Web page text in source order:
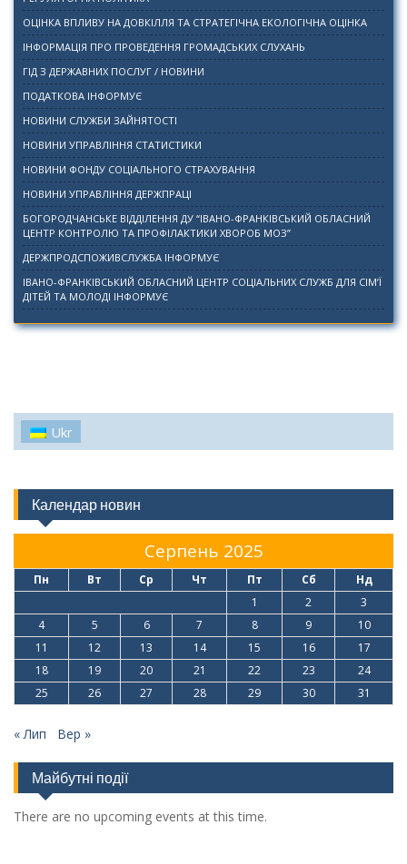
ОЦІНКА ВПЛИВУ НА ДОВКІЛЛЯ ТА СТРАТЕГІЧНА ЕКОЛОГІЧНА ОЦІНКА
ІНФОРМАЦІЯ ПРО ПРОВЕДЕННЯ ГРОМАДСЬКИХ СЛУХАНЬ
ГІД З ДЕРЖАВНИХ ПОСЛУГ / НОВИНИ
ПОДАТКОВА ІНФОРМУЄ
НОВИНИ СЛУЖБИ ЗАЙНЯТОСТІ
НОВИНИ УПРАВЛІННЯ СТАТИСТИКИ
НОВИНИ ФОНДУ СОЦІАЛЬНОГО СТРАХУВАННЯ
НОВИНИ УПРАВЛІННЯ ДЕРЖПРАЦІ
БОГОРОДЧАНСЬКЕ ВІДДІЛЕННЯ ДУ “ІВАНО-ФРАНКІВСЬКИЙ ОБЛАСНИЙ
ЦЕНТР КОНТРОЛЮ ТА ПРОФІЛАКТИКИ ХВОРОБ МОЗ”
ДЕРЖПРОДСПОЖИВСЛУЖБА ІНФОРМУЄ
ІВАНО-ФРАНКІВСЬКИЙ ОБЛАСНИЙ ЦЕНТР СОЦІАЛЬНИХ СЛУЖБ ДЛЯ СІМ’Ї
ДІТЕЙ ТА МОЛОДІ ІНФОРМУЄ
Ukr
Календар новин
Серпень 2025
Пн Вт Ср Чт Пт Сб
Нд
1
2
3
4
5 6 7 8 9
10
11
12 13 14 15 16
17
18
19 20 21 22 23
24
25
26 27 28 29 30 31
« Лип Вер »
Майбутні події
There are no upcoming events at this time.